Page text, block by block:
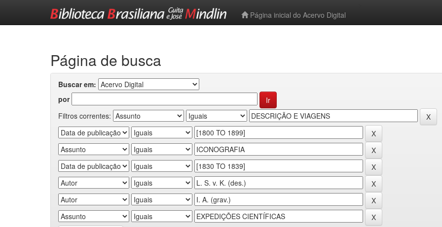
Página inicial do Acervo Digital
Página de busca
Buscar em:
por
Filtros correntes: